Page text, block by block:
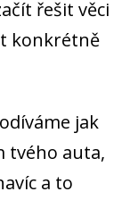
řešit věci
konkrétně
jak
tvého auta,
a to